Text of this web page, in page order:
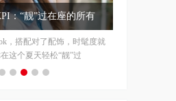
：“靓”过在座的所有
，搭配对了配饰，时髦度就
这个夏天轻松“靓”过